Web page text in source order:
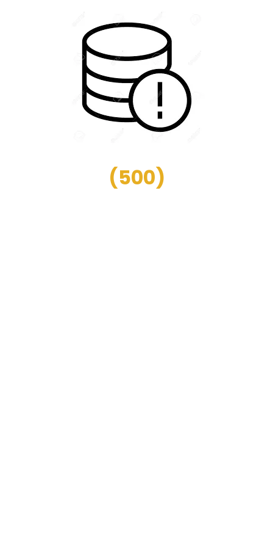
(500)